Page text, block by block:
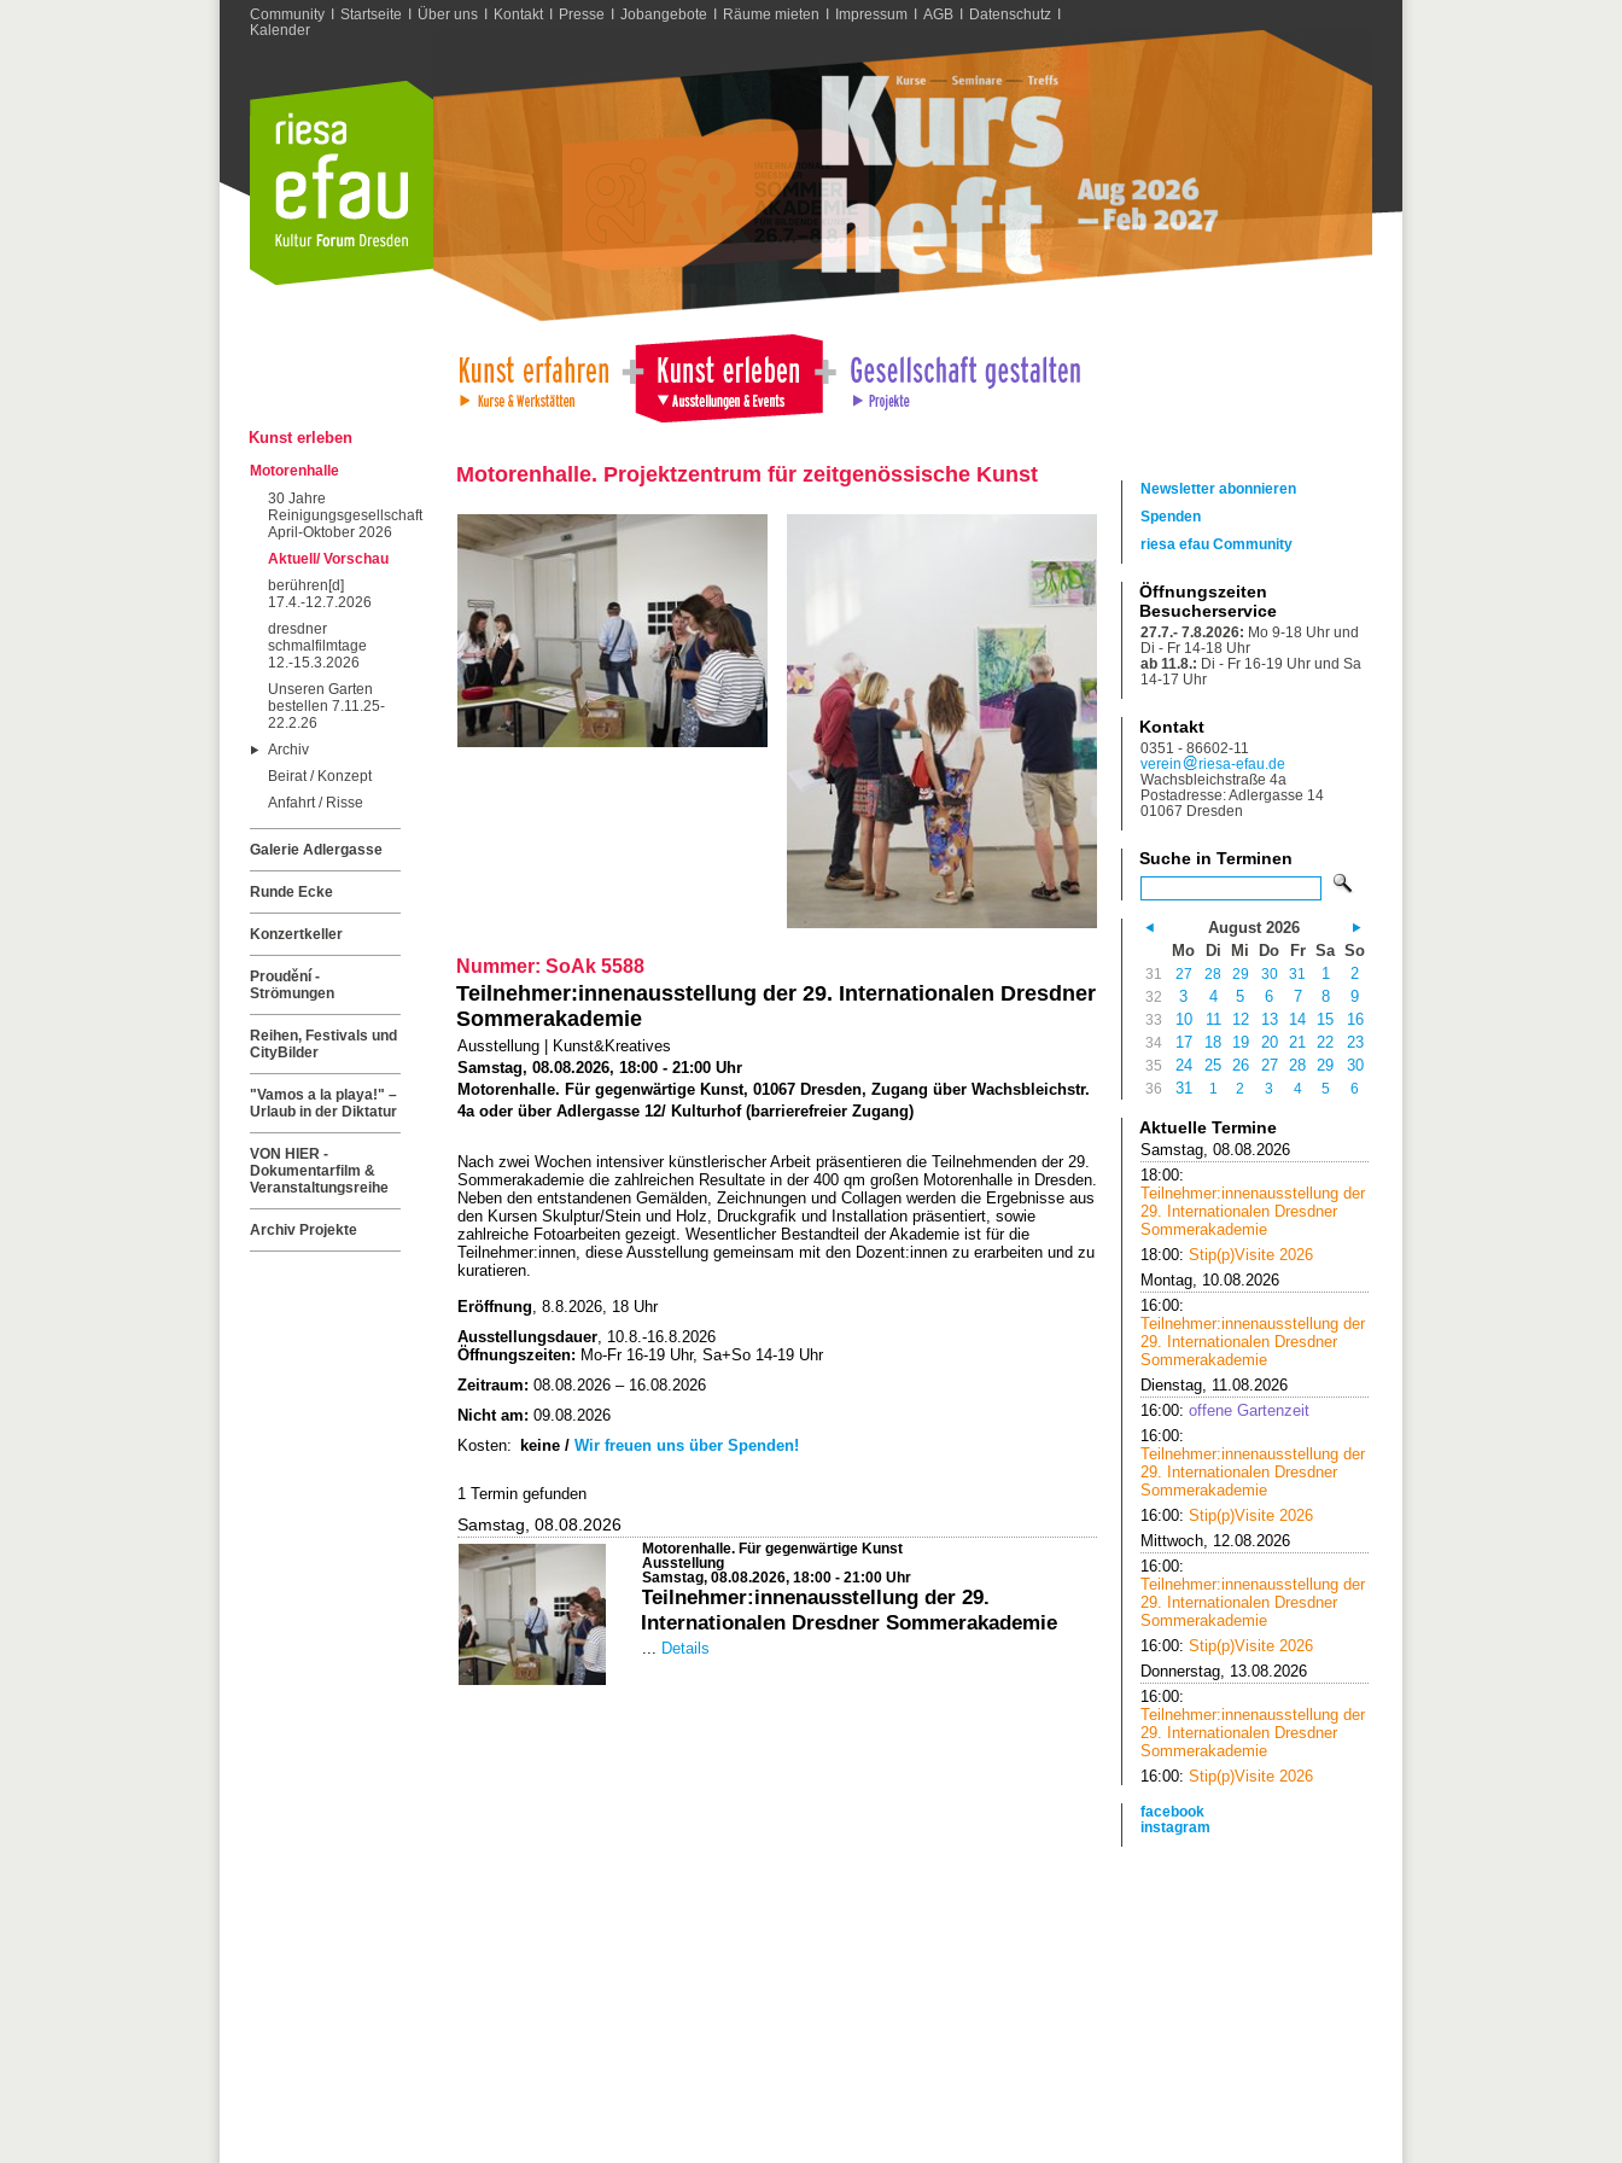
Community I Startseite I Über uns I Kontakt I Presse I Jobangebote I Räume mieten I Impressum I AGB I Datenschutz I
Kalender
Motorenhalle. Projektzentrum für zeitgenössische Kunst
Nummer: SoAk 5588
Teilnehmer:innenausstellung der 29. Internationalen Dresdner
Sommerakademie
Ausstellung | Kunst&Kreatives
Samstag, 08.08.2026, 18:00 - 21:00 Uhr
Motorenhalle. Für gegenwärtige Kunst, 01067 Dresden, Zugang über Wachsbleichstr.
4a oder über Adlergasse 12/ Kulturhof (barrierefreier Zugang)
Nach zwei Wochen intensiver künstlerischer Arbeit präsentieren die Teilnehmenden der 29.
Sommerakademie die zahlreichen Resultate in der 400 qm großen Motorenhalle in Dresden.
Neben den entstandenen Gemälden, Zeichnungen und Collagen werden die Ergebnisse aus
den Kursen Skulptur/Stein und Holz, Druckgrafik und Installation präsentiert, sowie
zahlreiche Fotoarbeiten gezeigt. Wesentlicher Bestandteil der Akademie ist für die
Teilnehmer:innen, diese Ausstellung gemeinsam mit den Dozent:innen zu erarbeiten und zu
kuratieren.
Eröffnung, 8.8.2026, 18 Uhr
Ausstellungsdauer, 10.8.-16.8.2026
Öffnungszeiten: Mo-Fr 16-19 Uhr, Sa+So 14-19 Uhr
Zeitraum: 08.08.2026 – 16.08.2026
Nicht am: 09.08.2026
Kosten:
keine / Wir freuen uns über Spenden!
1 Termin gefunden
Samstag, 08.08.2026
Motorenhalle. Für gegenwärtige Kunst
Ausstellung
Samstag, 08.08.2026, 18:00 - 21:00 Uhr
Teilnehmer:innenausstellung der 29.
Internationalen Dresdner Sommerakademie
... Details
Newsletter abonnieren
Spenden
riesa efau Community
Öffnungszeiten
Besucherservice
27.7.- 7.8.2026: Mo 9-18 Uhr und
Di - Fr 14-18 Uhr
ab 11.8.: Di - Fr 16-19 Uhr und Sa
14-17 Uhr
Kontakt
0351 - 86602-11
verein
riesa-efau.de
Wachsbleichstraße 4a
Postadresse: Adlergasse 14
01067 Dresden
Suche in Terminen
August 2026
Mo
Di Mi Do Fr Sa So
31 27 28 29 30 31 1 2
32 3 4 5 6 7 8 9
33 10 11 12 13 14 15 16
34 17 18 19 20 21 22 23
35 24 25 26 27 28 29 30
36 31 1 2 3 4 5 6
Aktuelle Termine
Samstag, 08.08.2026
18:00:
Teilnehmer:innenausstellung der
29. Internationalen Dresdner
Sommerakademie
18:00: Stip(p)Visite 2026
Montag, 10.08.2026
16:00:
Teilnehmer:innenausstellung der
29. Internationalen Dresdner
Sommerakademie
Dienstag, 11.08.2026
16:00: offene Gartenzeit
16:00:
Teilnehmer:innenausstellung der
29. Internationalen Dresdner
Sommerakademie
16:00: Stip(p)Visite 2026
Mittwoch, 12.08.2026
16:00:
Teilnehmer:innenausstellung der
29. Internationalen Dresdner
Sommerakademie
16:00: Stip(p)Visite 2026
Donnerstag, 13.08.2026
16:00:
Teilnehmer:innenausstellung der
29. Internationalen Dresdner
Sommerakademie
16:00: Stip(p)Visite 2026
facebook
instagram
Kunst erleben
Motorenhalle
30 Jahre
Reinigungsgesellschaft
April-Oktober 2026
Aktuell/ Vorschau
berühren[d]
17.4.-12.7.2026
dresdner
schmalfilmtage
12.-15.3.2026
Unseren Garten
bestellen 7.11.25-
22.2.26
Archiv
Beirat / Konzept
Anfahrt / Risse
Galerie Adlergasse
Runde Ecke
Konzertkeller
Proudění -
Strömungen
Reihen, Festivals und
CityBilder
"Vamos a la playa!" –
Urlaub in der Diktatur
VON HIER -
Dokumentarfilm &
Veranstaltungsreihe
Archiv Projekte